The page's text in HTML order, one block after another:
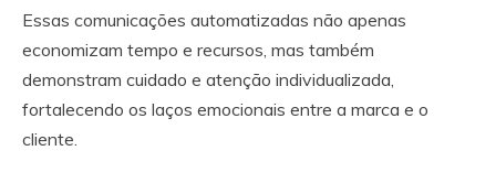
Essas comunicações automatizadas não apenas
economizam tempo e recursos, mas também
demonstram cuidado e atenção individualizada,
fortalecendo os laços emocionais entre a marca e o
cliente.